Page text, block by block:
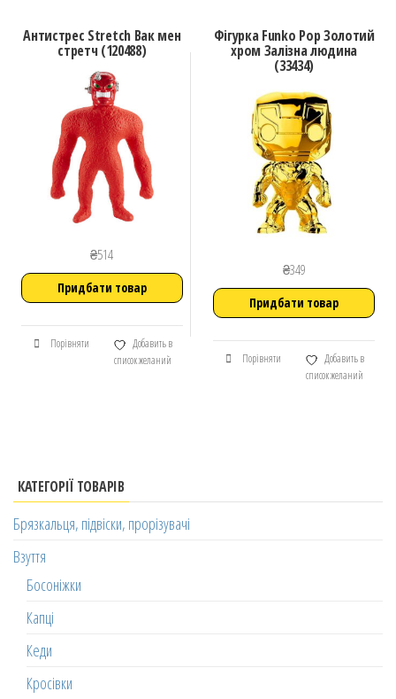
Антистрес Stretch Вак мен
стретч (120488)
₴514
Придбати товар
Порівняти
Добавить в
список желаний
Фігурка Funko Pop Золотий
хром Залізна людина
(33434)
₴349
Придбати товар
Порівняти
Добавить в
список желаний
КАТЕГОРІЇ ТОВАРІВ
Брязкальця, підвіски, прорізувачі
Взуття
Босоніжки
Капці
Кеди
Кросівки